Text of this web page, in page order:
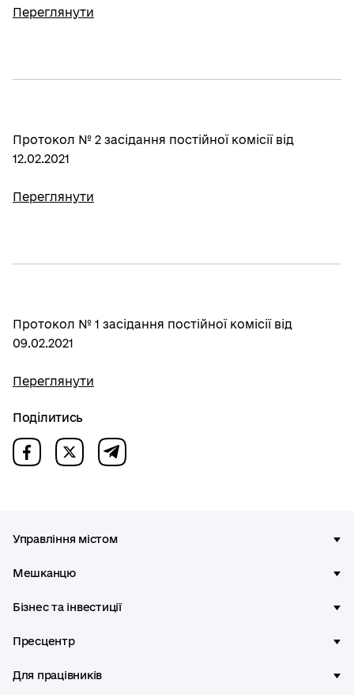
Переглянути
Протокол № 2 засідання постійної комісії від
12.02.2021
Переглянути
Протокол № 1 засідання постійної комісії від
09.02.2021
Переглянути
Поділитись
Управління містом
Мешканцю
Бізнес та інвестиції
Пресцентр
Для працівників